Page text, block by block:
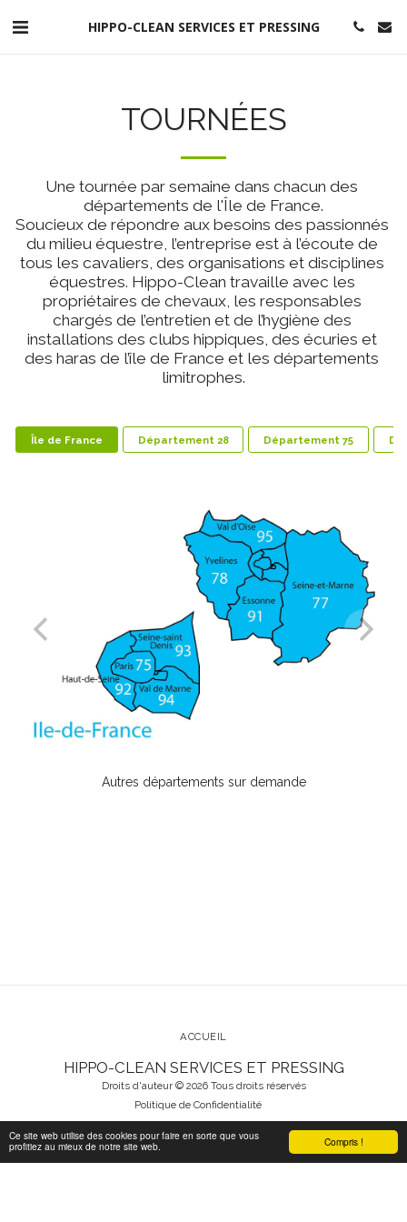
Compris !
Ce site web utilise des cookies pour faire en sorte que vous
profitiez au mieux de notre site web.
HIPPO-CLEAN SERVICES ET PRESSING
TOURNÉES
Une tournée par semaine dans chacun des
départements de l'Île de France.
Soucieux de répondre aux besoins des passionnés
du milieu équestre, l’entreprise est à l’écoute de
tous les cavaliers, des organisations et disciplines
équestres. Hippo-Clean travaille avec les
propriétaires de chevaux, les responsables
chargés de l’entretien et de l’hygiène des
installations des clubs hippiques, des écuries et
des haras de l’île de France et les départements
limitrophes.
Île de France Département 28 Département 75
Autres départements sur demande
HIPPO-CLEAN SERVICES ET PRESSING
Droits d'auteur © 2026 Tous droits réservés
Politique de Confidentialité
ACCUEIL
S'ABONNER